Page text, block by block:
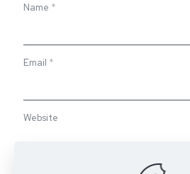
Name *
Email *
Website